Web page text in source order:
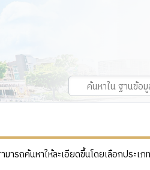
รถค้นหาให้ละเอียดขึ้นโดยเลือกประเ